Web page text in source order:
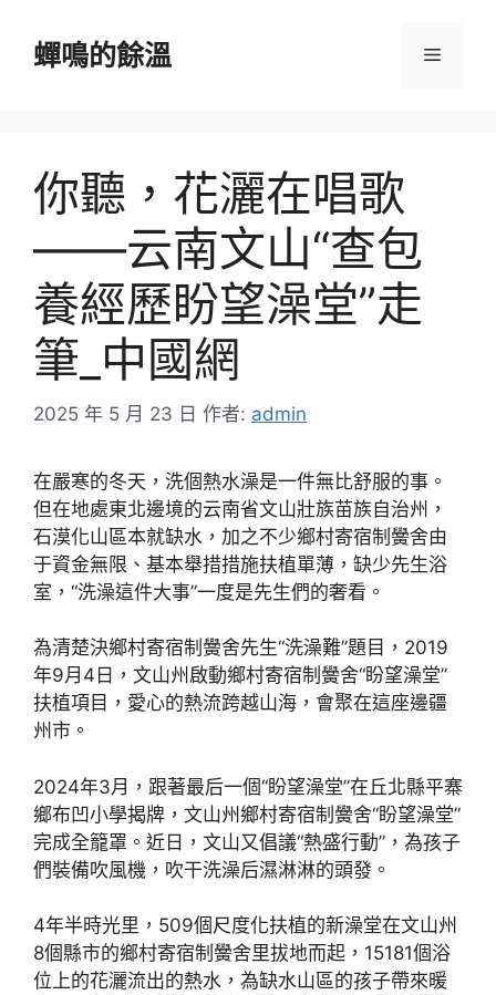
蟬鳴的餘溫 選
你聽，花灑在唱歌
——云南文山“查包
養經歷盼望澡堂”走
筆_中國網
2025 年 5 月 23 日 作者: admin
在嚴寒的冬天，洗個熱水澡是一件無比舒服的事。
但在地處東北邊境的云南省文山壯族苗族自治州，
石漠化山區本就缺水，加之不少鄉村寄宿制黌舍由
于資金無限、基本舉措措施扶植單薄，缺少先生浴
室，“洗澡這件大事”一度是先生們的奢看。
為清楚決鄉村寄宿制黌舍先生“洗澡難”題目，2019
年9月4日，文山州啟動鄉村寄宿制黌舍“盼望澡堂”
扶植項目，愛心的熱流跨越山海，會聚在這座邊疆
州市。
2024年3月，跟著最后一個“盼望澡堂”在丘北縣平寨
鄉布凹小學揭牌，文山州鄉村寄宿制黌舍“盼望澡堂”
完成全籠罩。近日，文山又倡議“熱盛行動”，為孩子
們裝備吹風機，吹干洗澡后濕淋淋的頭發。
4年半時光里，509個尺度化扶植的新澡堂在文山州
8個縣市的鄉村寄宿制黌舍里拔地而起，15181個浴
位上的花灑流出的熱水，為缺水山區的孩子帶來暖